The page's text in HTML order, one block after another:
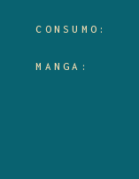
CONSUMO:
MANGA: